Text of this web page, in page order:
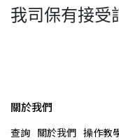
我司保有接受
關於我們
查詢 關於我們 操作教